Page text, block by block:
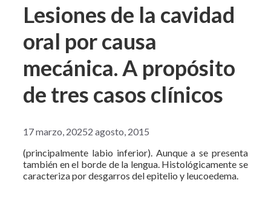
Lesiones de la cavidad
oral por causa
mecánica. A propósito
de tres casos clínicos
17 marzo, 20252 agosto, 2015
(principalmente labio inferior). Aunque a se presenta
también en el borde de la lengua. Histológicamente se
caracteriza por desgarros del epitelio y leucoedema.